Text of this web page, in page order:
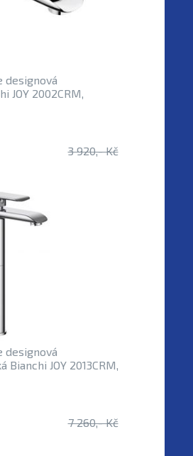
designová
JOY 2002CRM,
3 920,- Kč
designová
Bianchi JOY 2013CRM,
7 260,- Kč